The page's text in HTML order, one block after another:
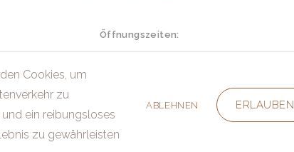
Öffnungszeiten:
Montag - Freitag:
10.00 - 16.00 Uhr
Cookies, um
zu
ein reibungsloses
zu gewährleisten
ABLEHNEN ERLAUBEN